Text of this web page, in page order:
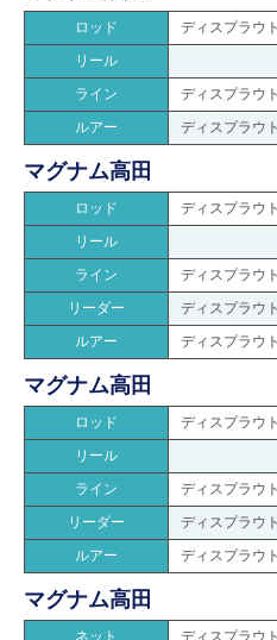
ロッド ディスプラウト
リール
ライン
ディスプラウト
ルアー
ディスプラウト
マグナム高田
ロッド ディスプラウト
リール
ライン
ディスプラウト
リーダー
ディスプラウト
ルアー
ディスプラウト
マグナム高田
ロッド ディスプラウト
リール
ライン
ディスプラウト
リーダー
ディスプラウト
ルアー
ディスプラウト
マグナム高田